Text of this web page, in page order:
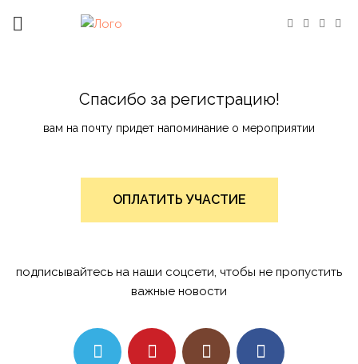
Спасибо за регистрацию!
вам на почту придет напоминание о мероприятии
ОПЛАТИТЬ УЧАСТИЕ
подписывайтесь на наши соцсети, чтобы не пропустить
важные новости